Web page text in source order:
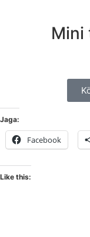
Mini
Jaga:
Facebook
Like this: